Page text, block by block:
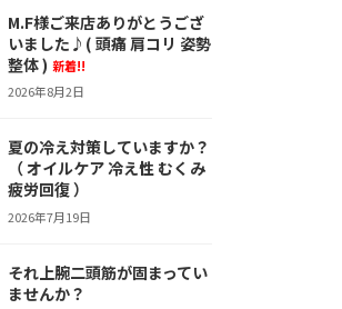
M.F様ご来店ありがとうござ
いました♪( 頭痛 肩コリ 姿勢
整体 ) 新着!!
2026年8月2日
夏の冷え対策していますか？
（ オイルケア 冷え性 むくみ
疲労回復 ）
2026年7月19日
それ上腕二頭筋が固まってい
ませんか？